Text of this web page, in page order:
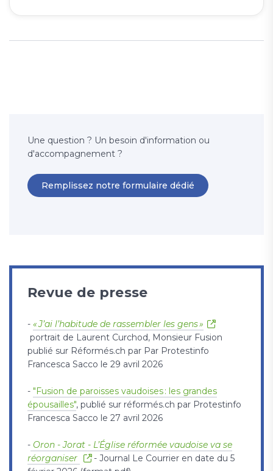
Une question ? Un besoin d'information ou
d'accompagnement ?
Remplissez notre formulaire dédié
Revue de presse
- « J’ai l’habitude de rassembler les gens »
portrait de Laurent Curchod, Monsieur Fusion
publié sur Réformés.ch par Par Protestinfo
Francesca Sacco le 29 avril 2026
- "Fusion de paroisses vaudoises : les grandes
épousailles", publié sur réformés.ch par Protestinfo
Francesca Sacco le 27 avril 2026
- Oron - Jorat - L’Église réformée vaudoise va se
réorganiser
- Journal Le Courrier en date du 5